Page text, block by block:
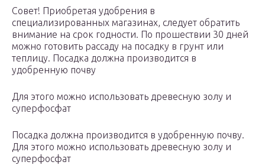
Совет! Приобретая удобрения в
специализированных магазинах, следует обратить
внимание на срок годности. По прошествии 30 дней
можно готовить рассаду на посадку в грунт или
теплицу. Посадка должна производится в
удобренную почву
Для этого можно использовать древесную золу и
суперфосфат
Посадка должна производится в удобренную почву.
Для этого можно использовать древесную золу и
суперфосфат